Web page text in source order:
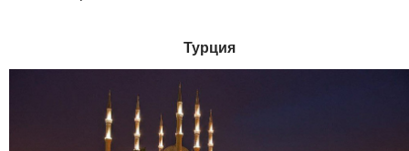
Турция